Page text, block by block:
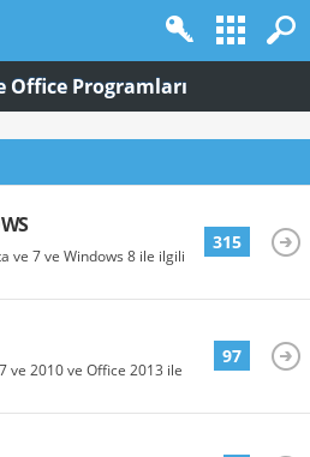
Programları
ve 7 ve Windows 8 ile ilgili
315
ve 2010 ve Office 2013 ile
97